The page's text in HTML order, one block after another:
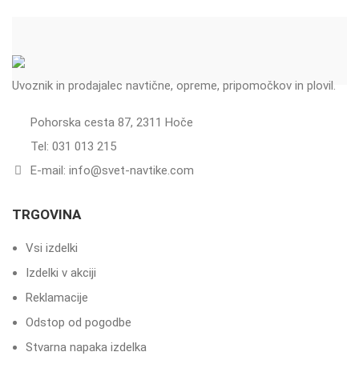
Uvoznik in prodajalec navtične, opreme, pripomočkov in plovil.
Pohorska cesta 87, 2311 Hoče
Tel: 031 013 215
E-mail: info@svet-navtike.com
TRGOVINA
Vsi izdelki
Izdelki v akciji
Reklamacije
Odstop od pogodbe
Stvarna napaka izdelka